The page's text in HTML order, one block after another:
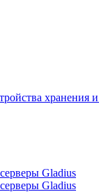
хранения
Gladius
Gladius